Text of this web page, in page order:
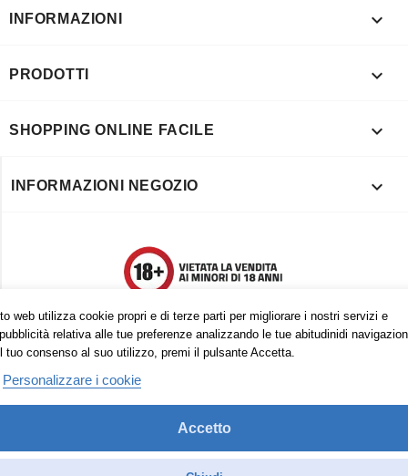
web utilizza cookie propri e di terze parti per migliorare i nostri servizi e
relativa alle tue preferenze analizzando le tue abitudinidi
tuo consenso al suo utilizzo, premi il pulsante Accetta.
Personalizzare i cookie
Accetto
INFORMAZIONI 
PRODOTTI 
SHOPPING ONLINE FACILE 
INFORMAZIONI NEGOZIO 
Trovaci anche su: